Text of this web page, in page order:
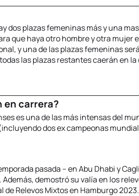
dos plazas femeninas más y una
que haya otro hombre y otra mujer
y una de las plazas femeninas
las plazas restantes caerán en
en carrera?
es una de las más intensas del
dos ex campeonas
pasada – en Abu Dhabi y
demostró su valía en los
Relevos Mixtos en Hamburgo 2023.